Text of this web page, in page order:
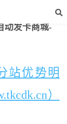
动发卡商城-
站优势明
）